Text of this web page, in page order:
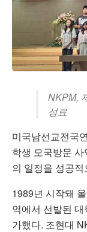
NKPM,
성료
미국남선교전국
학생 모국방문
의 일정을 성공
1989년 시작돼
역에서 선발된
가했다. 조현대